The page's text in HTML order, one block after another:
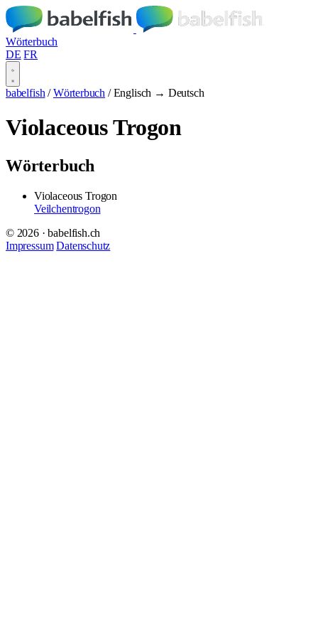
Wörterbuch
DE FR
babelfish / Wörterbuch / Englisch → Deutsch
Violaceous Trogon
Wörterbuch
Violaceous Trogon
Veilchentrogon
© 2026 · babelfish.ch
Impressum Datenschutz